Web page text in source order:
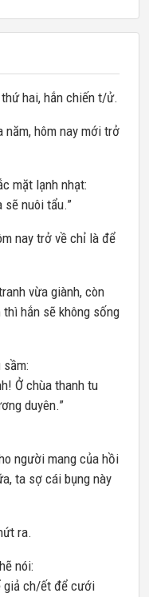
hai, hắn chiến t/ử.
hôm nay mới trở
mặt lạnh nhạt:
sẽ nuôi tẩu.”
nay trở về chỉ là để
vừa giành, còn
hắn sẽ không sống
Ở chùa thanh tu
duyên.”
người mang của hồi
ta sợ cái bụng này
ra.
nói:
giả ch/ết để cưới